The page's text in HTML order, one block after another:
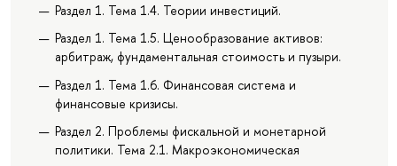
Раздел 1. Тема 1.4. Теории инвестиций.
Раздел 1. Тема 1.5. Ценообразование активов:
арбитраж, фундаментальная стоимость и пузыри.
Раздел 1. Тема 1.6. Финансовая система и
финансовые кризисы.
Раздел 2. Проблемы фискальной и монетарной
политики. Тема 2.1. Макроэкономическая